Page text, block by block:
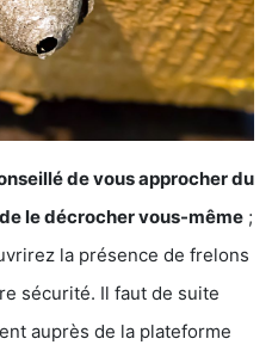
de vous approcher du
le décrocher vous-même ;
la présence de frelons
sécurité. Il faut de suite
auprès de la plateforme